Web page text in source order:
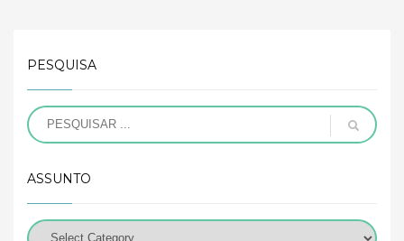
PESQUISA
ASSUNTO